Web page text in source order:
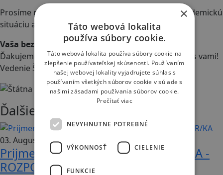
Prosíme preto divákov, aby priebežne sledovali epidemickú
situáciu a stránku Štátnej opery.
Vaša bezpečnosť je na prvom mieste.
Ďakujeme za pochopenie a tešíme sa na stretnutia s vami!
Vedenie Štátnej opery
Ďalšie aktuality
03. August 2026
Prijmeme na pozíciu: ÚČTOVNÍK/ČKA -
ROZPOČTÁR/KA
×
Táto webová lokalita
používa súbory cookie.
Táto webová lokalita používa súbory cookie na
zlepšenie používateľskej skúsenosti. Používaním
našej webovej lokality vyjadrujete súhlas s
používaním všetkých súborov cookie v súlade s
našimi zásadami používania súborov cookie.
Prečítať viac
NEVYHNUTNE POTREBNÉ
VÝKONNOSŤ CIELENIE
FUNKCIE